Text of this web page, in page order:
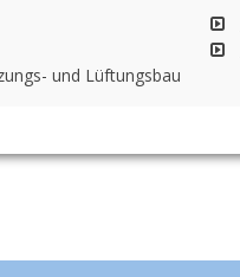
und Lüftungsbau